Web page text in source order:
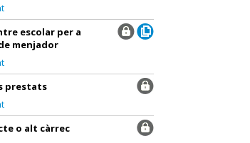
escolar per a
menjador
prestats
o alt càrrec